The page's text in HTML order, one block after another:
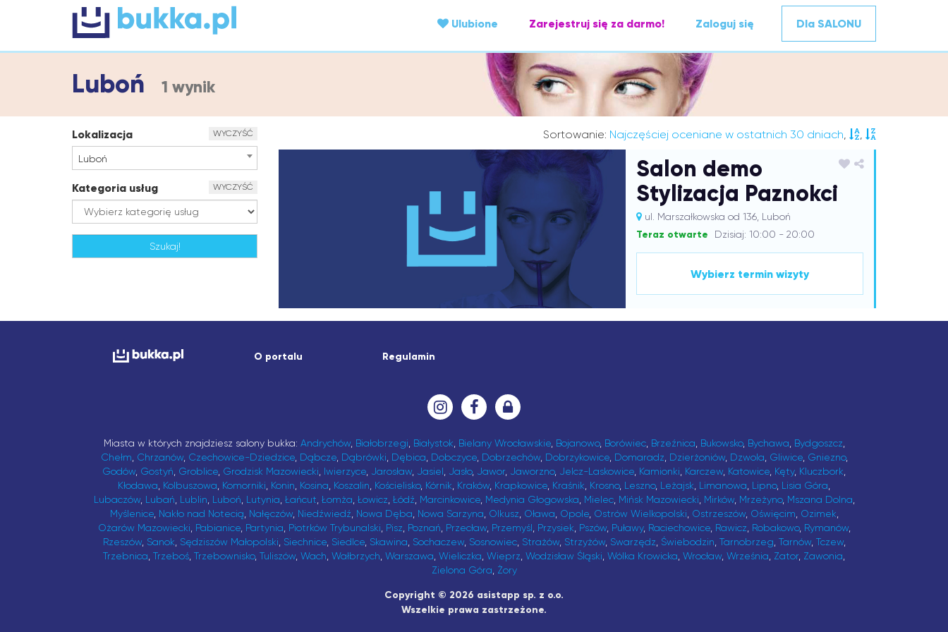
Ulubione Zarejestruj się za darmo! Zaloguj się Dla SALONU
Luboń 1 wynik
Lokalizacja WYCZYŚĆ
Luboń
Kategoria usług WYCZYŚĆ
Sortowanie: Najczęściej oceniane w ostatnich 30 dniach, ,
Salon demo
Stylizacja Paznokci
ul. Marszałkowska od 136, Luboń
Teraz otwarte Dzisiaj: 10:00 - 20:00
Wybierz termin wizyty
O portalu Regulamin
Miasta w których znajdziesz salony bukka: Andrychów, Białobrzegi Białystok Bielany Wrocławskie, Bojanowo, Borówiec, Brzeźnica Bukowsko, Bychawa Bydgoszcz
Chełm Chrzanów, Czechowice-Dziedzice, Dąbcze, Dąbrówki Dębica Dobczyce, Dobrzechów, Dobrzykowice, Domaradz Dzierżoniów, Dzwola Gliwice, Gniezno,
Godów Gostyń Groblice Grodzisk Mazowiecki Iwierzyce Jarosław Jasiel Jasło, Jawor Jaworzno, Jelcz-Laskowice Kamionki Karczew Katowice Kęty, Kluczbork
Kłodawa Kolbuszowa Komorniki Konin Kosina Koszalin Kościelisko, Kórnik Kraków Krapkowice Kraśnik Krosno, Leszno, Leżajsk Limanowa Lipno, Lisia Góra
Lubaczów, Lubań Lublin Luboń Lutynia Łańcut Łomża Łowicz Łódź Marcinkowice, Medynia Głogowska Mielec, Mińsk Mazowiecki Mirków, Mrzeżyno, Mszana Dolna
Myślenice, Nakło nad Notecią Nałęczów, Niedźwiedź Nowa Dęba Nowa Sarzyna Olkusz Oława Opole, Ostrów Wielkopolski Ostrzeszów, Oświęcim Ozimek
Ożarów Mazowiecki Pabianice, Partynia Piotrków Trybunalski Pisz Poznań Przecław, Przemyśl Przysiek Pszów, Puławy, Raciechowice, Rawicz Robakowo, Rymanów,
Rzeszów, Sanok Sędziszów Małopolski Siechnice, Siedlce, Skawina Sochaczew, Sosnowiec, Strażów, Strzyżów, Swarzędz Świebodzin Tarnobrzeg Tarnów, Tczew,
Trzebnica Trzeboś Trzebownisko, Tuliszów Wach Wałbrzych Warszawa Wieliczka Wieprz Wodzisław Śląski Wólka Krowicka Wrocław Września Zator Zawonia
Zielona Góra Żory
Copyright © 2026 asistapp sp. z o.o.
Wszelkie prawa zastrzeżone.